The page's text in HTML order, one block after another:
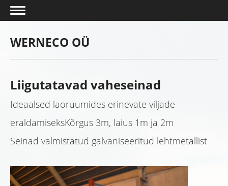
WERNECO OÜ
Liigutatavad vaheseinad
Ideaalsed laoruumides erinevate viljade
eraldamiseksKõrgus 3m, laius 1m ja 2m
Seinad valmistatud galvaniseeritud lehtmetallist